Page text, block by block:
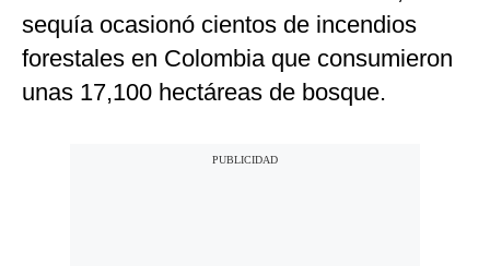
sequía ocasionó cientos de incendios
forestales en Colombia que consumieron
unas 17,100 hectáreas de bosque.